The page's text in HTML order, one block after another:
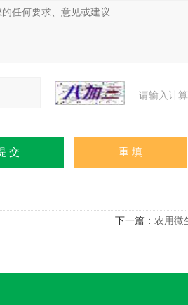
请输入计
下一篇： 农用微